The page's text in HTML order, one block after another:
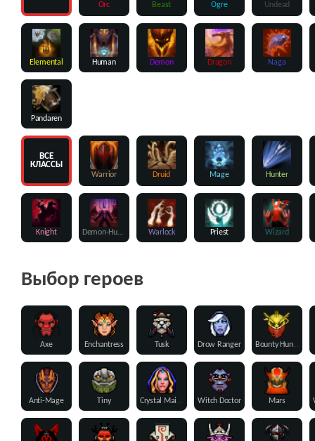
Orc Beast Ogre Undead
Elemental Human Demon Dragon Naga
Pandaren
ВСЕ
КЛАССЫ
Warrior Druid Mage Hunter
Knight Demon-Hunter Warlock Priest Wizard
Выбор героев
Axe Enchantress Tusk Drow Ranger Bounty Hunter
Anti-Mage Tiny Crystal Maiden Witch Doctor Mars